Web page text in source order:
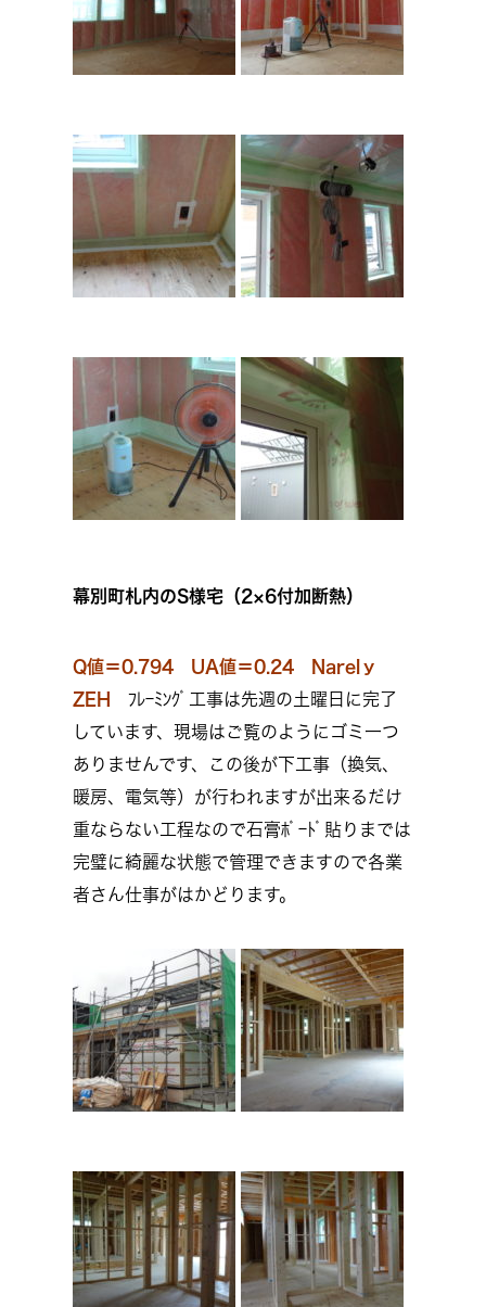
幕別町札内のS様宅（2×6付加断熱）
Q値＝0.794 UA値＝0.24 Narelｙ
ZEH
ﾌﾚｰﾐﾝｸﾞ工事は先週の土曜日に完了
しています、現場はご覧のようにゴミ一つ
ありませんです、この後が下工事（換気、
暖房、電気等）が行われますが出来るだけ
重ならない工程なので石膏ﾎﾞｰﾄﾞ貼りまでは
完璧に綺麗な状態で管理できますので各業
者さん仕事がはかどります。